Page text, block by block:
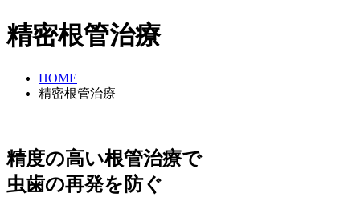
精密根管治療
HOME
精密根管治療
精度の高い根管治療で
虫歯の再発を防ぐ